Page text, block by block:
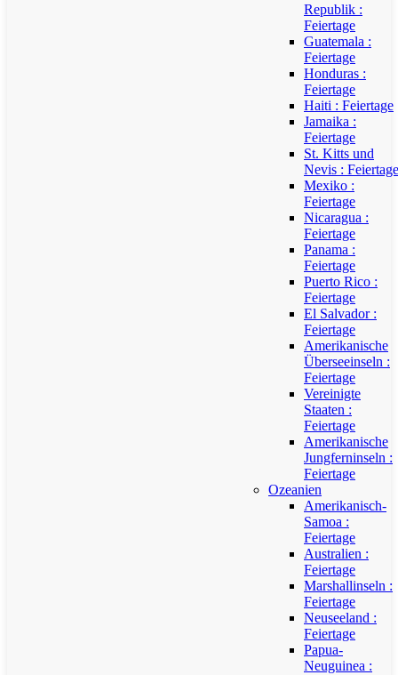
Republik :
Feiertage
Guatemala :
Feiertage
Honduras :
Feiertage
Haiti : Feiertage
Jamaika :
Feiertage
St. Kitts und
Nevis : Feiertage
Mexiko :
Feiertage
Nicaragua :
Feiertage
Panama :
Feiertage
Puerto Rico :
Feiertage
El Salvador :
Feiertage
Amerikanische
Überseeinseln :
Feiertage
Vereinigte
Staaten :
Feiertage
Amerikanische
Jungferninseln :
Feiertage
Ozeanien
Amerikanisch-
Samoa :
Feiertage
Australien :
Feiertage
Marshallinseln :
Feiertage
Neuseeland :
Feiertage
Papua-
Neuguinea :